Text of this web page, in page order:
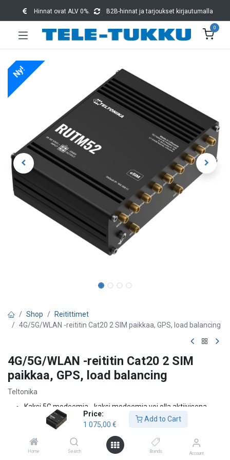
Price:
1 075,00 €
Add to Cart
Home Search Brands Account
Hinnat ovat ALV 0%. B2B-hinnat ja tarjoukset kirjautumalla
0
Ny!
Shop
Reitittimet
4G/5G/WLAN -reititin Cat20 2 SIM paikkaa, GPS, load balancing
4G/5G/WLAN -reititin Cat20 2 SIM
paikkaa, GPS, load balancing
Teltonika
Kaksi 5G modeemia - kaksi modeemia voi olla aktiivisena
yhtäaikaa, 2x enemmän tiedonsiirtokapasiteettia
* Kaksi SIM -korttipaikkaa ja eSIM tuki, automaattinen
varayhteys (auto failover, backup WAN)
* Tukee SA- ja NSA 5G verkkoja